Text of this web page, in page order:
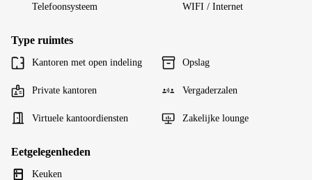
Telefoonsysteem WIFI / Internet
Type ruimtes
Kantoren met open indeling Opslag
Private kantoren Vergaderzalen
Virtuele kantoordiensten Zakelijke lounge
Eetgelegenheden
Keuken